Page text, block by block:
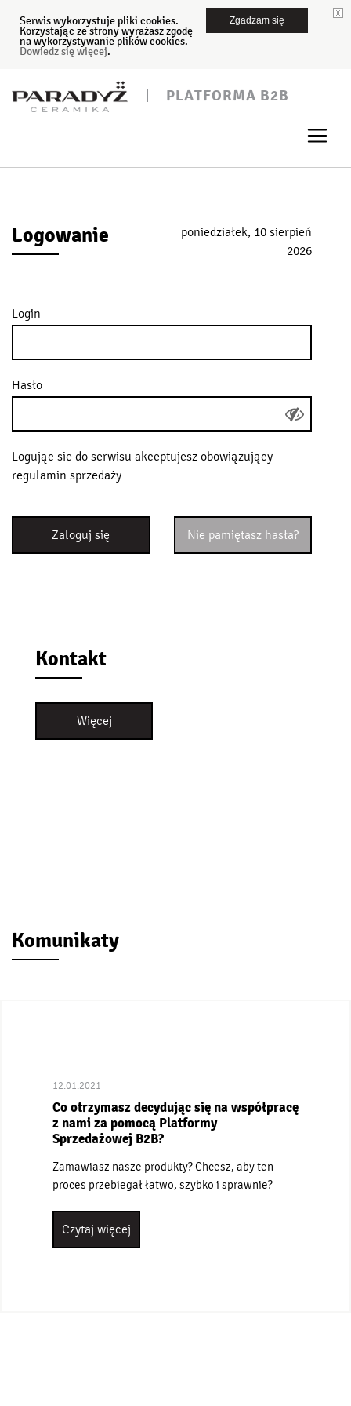
Zgadzam się
Serwis wykorzystuje pliki cookies.
Korzystając ze strony wyrażasz zgodę
na wykorzystywanie plików cookies.
Dowiedz się więcej.
PLATFORMA B2B
Logowanie
poniedziałek, 10 sierpień
2026
Login
Hasło
Logując sie do serwisu akceptujesz obowiązujący
regulamin sprzedaży
Zaloguj się Nie pamiętasz hasła?
Kontakt
Więcej
Komunikaty
12.01.2021
Co otrzymasz decydując się na współpracę
z nami za pomocą Platformy
Sprzedażowej B2B?
Zamawiasz nasze produkty? Chcesz, aby ten
proces przebiegał łatwo, szybko i sprawnie?
Czytaj więcej